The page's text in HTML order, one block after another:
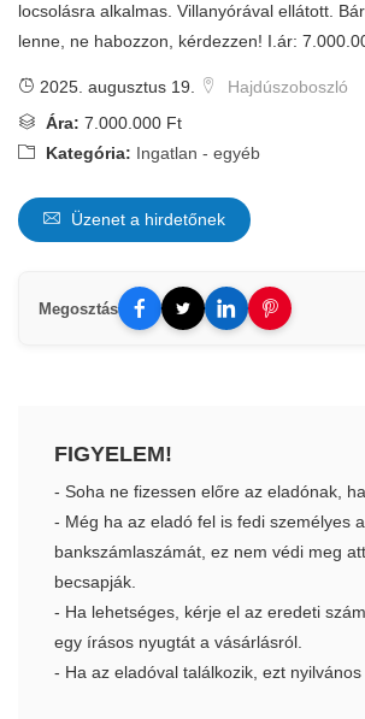
locsolásra alkalmas. Villanyórával ellátott.
lenne, ne habozzon, kérdezzen! I.ár:
2025. augusztus 19.
Hajdúszoboszló
Ára: 7.000.000 Ft
Kategória: Ingatlan - egyéb
Üzenet a hirdetőnek
Megosztás
FIGYELEM!
- Soha ne fizessen előre az eladónak,
- Még ha az eladó fel is fedi személyes
bankszámlaszámát, ez nem védi meg
becsapják.
- Ha lehetséges, kérje el az eredeti
egy írásos nyugtát a vásárlásról.
- Ha az eladóval találkozik, ezt nyilvános